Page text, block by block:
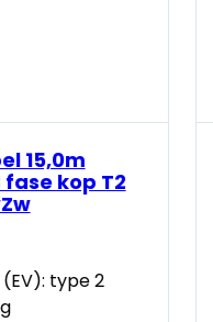
15,0m
fase kop T2
type 2